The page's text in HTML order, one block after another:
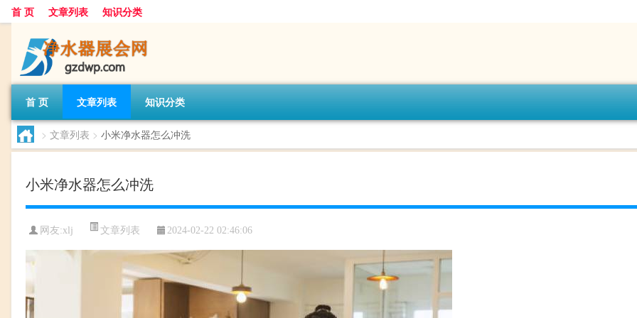
首 页 文章列表 知识分类
首 页 文章列表 知识分类
> 文章列表 > 小米净水器怎么冲洗
小米净水器怎么冲洗
网友:xlj 文章列表 2024-02-22 02:46:06